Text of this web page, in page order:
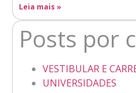
Leia mais »
Posts por
VESTIBULAR E
UNIVERSIDADES